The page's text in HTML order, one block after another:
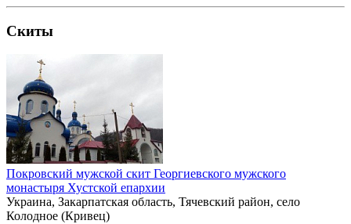
Скиты
Покровский мужской скит Георгиевского мужского
монастыря Хустской епархии
Украина, Закарпатская область, Тячевский район, село
Колодное (Кривец)